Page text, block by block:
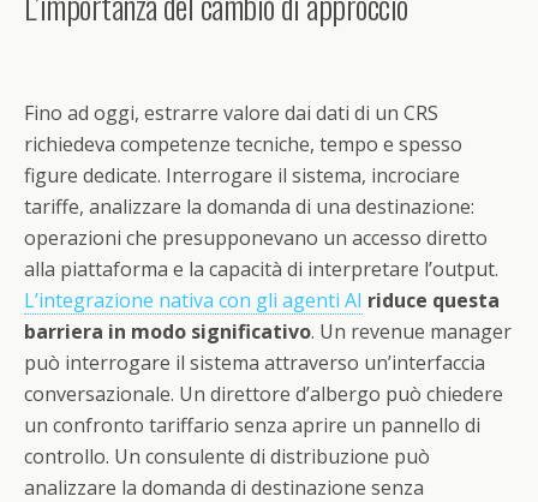
Fino ad oggi, estrarre valore dai dati di un CRS
richiedeva competenze tecniche, tempo e spesso
figure dedicate. Interrogare il sistema, incrociare
tariffe, analizzare la domanda di una destinazione:
operazioni che presupponevano un accesso diretto
alla piattaforma e la capacità di interpretare l’output.
L’integrazione nativa con gli agenti AI riduce questa
barriera in modo significativo. Un revenue manager
può interrogare il sistema attraverso un’interfaccia
conversazionale. Un direttore d’albergo può chiedere
un confronto tariffario senza aprire un pannello di
controllo. Un consulente di distribuzione può
analizzare la domanda di destinazione senza